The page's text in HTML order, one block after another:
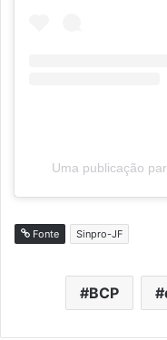
Uma publicação
Fonte Sinpro-JF
BCP